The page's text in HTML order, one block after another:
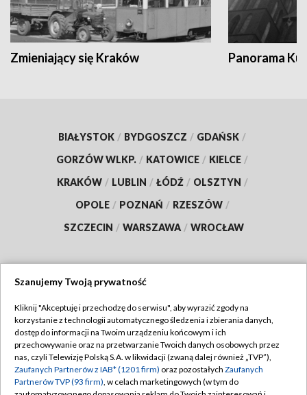
Zmieniający się Kraków Panorama
BIAŁYSTOK / BYDGOSZCZ / GDAŃSK /
GORZÓW WLKP. / KATOWICE / KIELCE /
KRAKÓW / LUBLIN / ŁÓDŹ / OLSZTYN /
OPOLE / POZNAŃ / RZESZÓW /
SZCZECIN / WARSZAWA / WROCŁAW
TVP
Abonament TVP
Emisja w TVP
Centrum informacji TVP
Regulamin TVP
Polityka prywatności
Szanujemy Twoją prywatność
Kliknij "Akceptuję i przechodzę do serwisu", aby wyrazić zgody na
korzystanie z technologii automatycznego śledzenia i zbierania danych,
dostęp do informacji na Twoim urządzeniu końcowym i ich
przechowywanie oraz na przetwarzanie Twoich danych osobowych przez
nas, czyli Telewizję Polską S.A. w likwidacji (zwaną dalej również „TVP”),
Zaufanych Partnerów z IAB* (1201 firm) oraz pozostałych Zaufanych
Partnerów TVP (93 firm), w celach marketingowych (w tym do